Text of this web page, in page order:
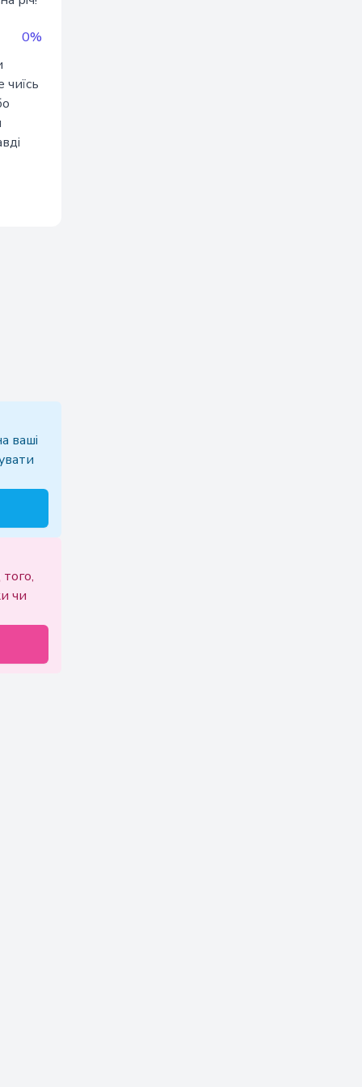
0%
ваші
чи